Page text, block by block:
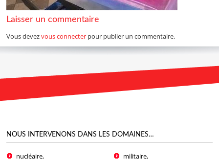
Laisser un commentaire
Vous devezvous connecter pour publier un commentaire.
NOUS INTERVENONS DANS LES DOMAINES…
nucléaire,
militaire,